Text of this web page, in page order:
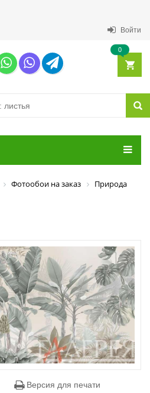
Войти
0
Фотообои на заказ
Природа
Версия для печати